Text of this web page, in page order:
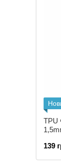
TPU
139